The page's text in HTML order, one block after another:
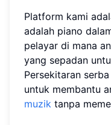
Platform kami
adalah piano
pelayar di mana
yang sepadan
Persekitaran
untuk membantu
muzik tanpa